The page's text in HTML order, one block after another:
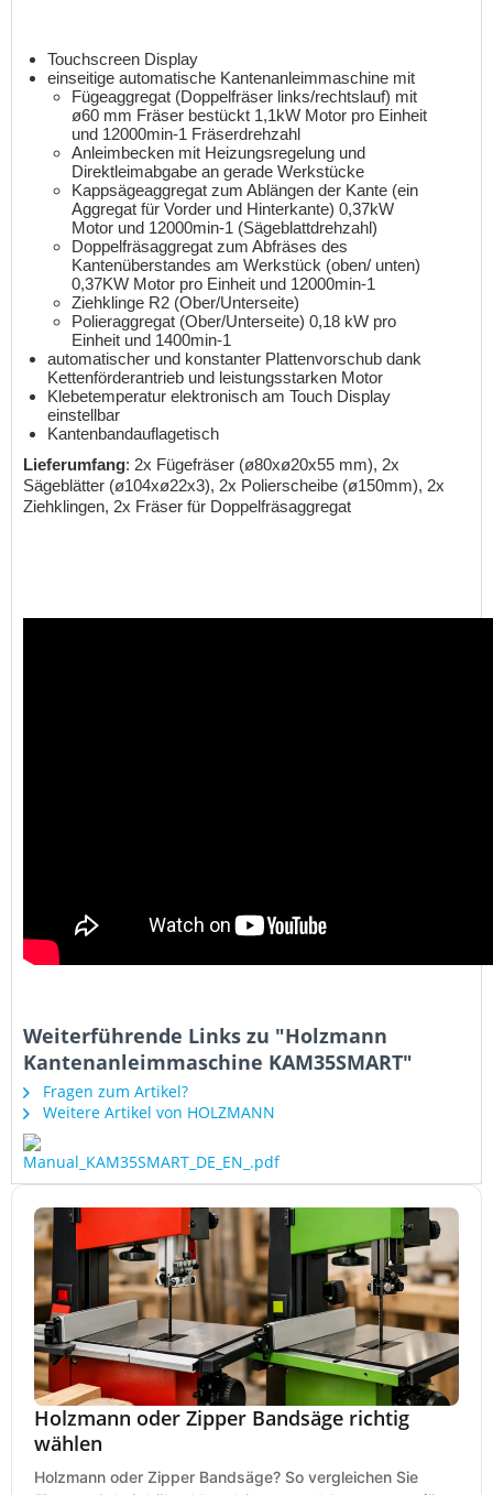
Touchscreen Display
einseitige automatische Kantenanleimmaschine mit
Fügeaggregat (Doppelfräser links/rechtslauf) mit
ø60 mm Fräser bestückt 1,1kW Motor pro Einheit
und 12000min-1 Fräserdrehzahl
Anleimbecken mit Heizungsregelung und
Direktleimabgabe an gerade Werkstücke
Kappsägeaggregat zum Ablängen der Kante (ein
Aggregat für Vorder und Hinterkante) 0,37kW
Motor und 12000min-1 (Sägeblattdrehzahl)
Doppelfräsaggregat zum Abfräses des
Kantenüberstandes am Werkstück (oben/ unten)
0,37KW Motor pro Einheit und 12000min-1
Ziehklinge R2 (Ober/Unterseite)
Polieraggregat (Ober/Unterseite) 0,18 kW pro
Einheit und 1400min-1
automatischer und konstanter Plattenvorschub dank
Kettenförderantrieb und leistungsstarken Motor
Klebetemperatur elektronisch am Touch Display
einstellbar
Kantenbandauflagetisch
Lieferumfang: 2x Fügefräser (ø80xø20x55 mm), 2x
Sägeblätter (ø104xø22x3), 2x Polierscheibe (ø150mm), 2x
Ziehklingen, 2x Fräser für Doppelfräsaggregat
Weiterführende Links zu "Holzmann
Kantenanleimmaschine KAM35SMART"
Fragen zum Artikel?
Weitere Artikel von HOLZMANN
Holzmann oder Zipper Bandsäge richtig
wählen
Holzmann oder Zipper Bandsäge? So vergleichen Sie